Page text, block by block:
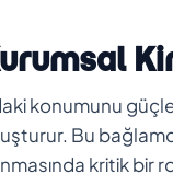
konumunu
Bu
kritik bir